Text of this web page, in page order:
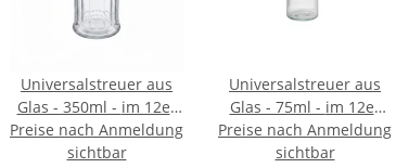
Universalstreuer aus
Glas - 350ml - im 12er
Display
Preise nach Anmeldung
sichtbar
Universalstreuer aus
Glas - 75ml - im 12er
Display
Preise nach Anmeldung
sichtbar